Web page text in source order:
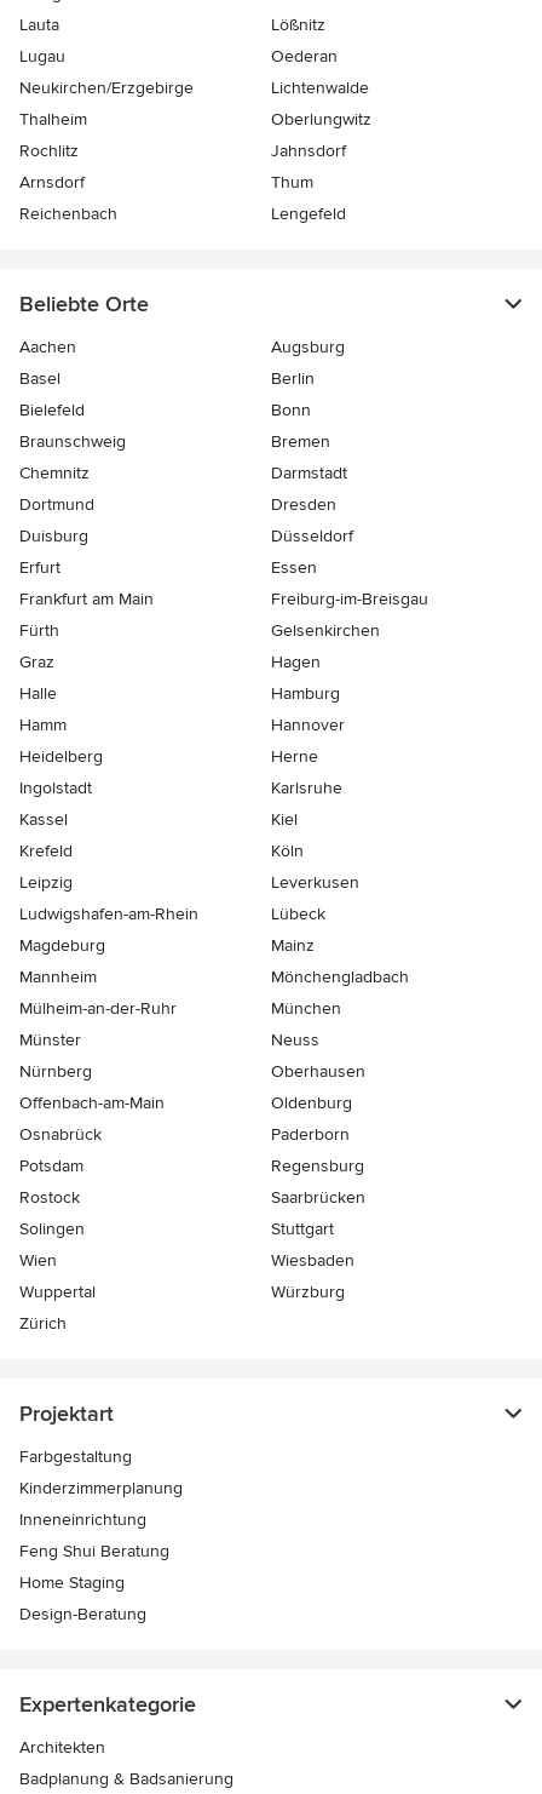
Lauta
Lößnitz
Lugau
Oederan
Neukirchen/Erzgebirge
Lichtenwalde
Thalheim
Oberlungwitz
Rochlitz
Jahnsdorf
Arnsdorf
Thum
Reichenbach
Lengefeld
Beliebte Orte
Aachen
Augsburg
Basel
Berlin
Bielefeld
Bonn
Braunschweig
Bremen
Chemnitz
Darmstadt
Dortmund
Dresden
Duisburg
Düsseldorf
Erfurt
Essen
Frankfurt am Main
Freiburg-im-Breisgau
Fürth
Gelsenkirchen
Graz
Hagen
Halle
Hamburg
Hamm
Hannover
Heidelberg
Herne
Ingolstadt
Karlsruhe
Kassel
Kiel
Krefeld
Köln
Leipzig
Leverkusen
Ludwigshafen-am-Rhein
Lübeck
Magdeburg
Mainz
Mannheim
Mönchen­gladbach
Mülheim-an-der-Ruhr
München
Münster
Neuss
Nürnberg
Oberhausen
Offenbach-am-Main
Oldenburg
Osnabrück
Paderborn
Potsdam
Regensburg
Rostock
Saarbrücken
Solingen
Stuttgart
Wien
Wiesbaden
Wuppertal
Würzburg
Zürich
Projektart
Farbgestaltung
Kinderzimmerplanung
Inneneinrichtung
Feng Shui Beratung
Home Staging
Design-Beratung
Expertenkategorie
Architekten
Badplanung & Badsanierung